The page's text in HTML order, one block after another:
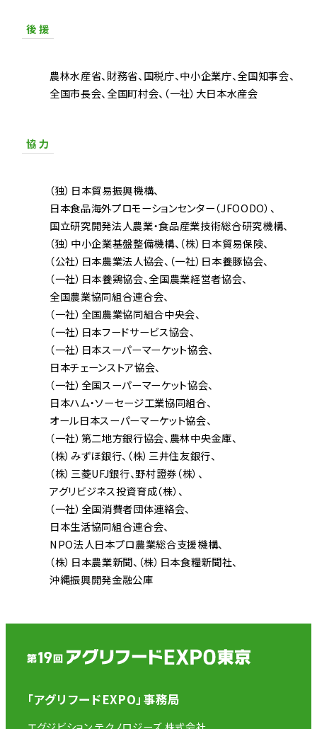
後 援
農林水産省 財務省 国税庁 中小企業庁 全国知事会
全国市長会 全国町村会 （一社）大日本水産会
協 力
（独）日本貿易振興機構
日本食品海外プロモーションセンター（JFOODO）
国立研究開発法人農業・食品産業技術総合研究機構
（独）中小企業基盤整備機構 （株）日本貿易保険
（公社）日本農業法人協会 （一社）日本養豚協会
（一社）日本養鶏協会 全国農業経営者協会
全国農業協同組合連合会
（一社）全国農業協同組合中央会
（一社）日本フードサービス協会
（一社）日本スーパーマーケット協会
日本チェーンストア協会
（一社）全国スーパーマーケット協会
日本ハム・ソーセージ工業協同組合
オール日本スーパーマーケット協会
（一社）第二地方銀行協会 農林中央金庫
（株）みずほ銀行 （株）三井住友銀行
（株）三菱UFJ銀行 野村證券（株）
アグリビジネス投資育成（株）
（一社）全国消費者団体連絡会
日本生活協同組合連合会
NPO法人日本プロ農業総合支援機構
（株）日本農業新聞 （株）日本食糧新聞社
沖縄振興開発金融公庫
「アグリフードEXPO」事務局